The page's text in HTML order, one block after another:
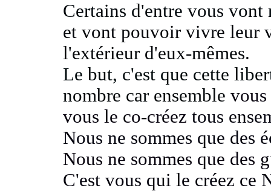
Certains d'entre vous
et vont pouvoir vivre leur
l'extérieur d'eux-mêmes.
Le but, c'est que cette
nombre car ensemble
vous le co-créeztous
Nous ne sommes que des
Nous ne sommes que des
C'est vous qui le créez ce